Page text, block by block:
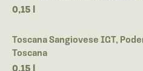
0,15 l
Toscana Sangiovese IGT,
Toscana
0,15 l